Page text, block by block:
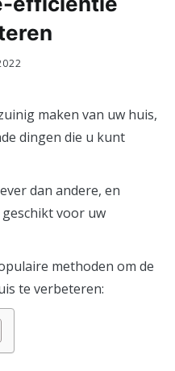
maken van uw huis,
dingen die u kunt
dan andere, en
voor uw
methoden om de
te verbeteren: